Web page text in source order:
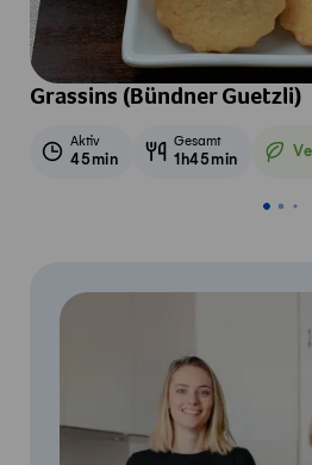
Grassins (Bündner Guetzli)
Aktiv
45min
Gesamt
1h45min